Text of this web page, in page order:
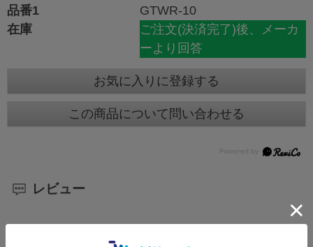
品番1
GTWR-10
在庫
ご注文(決済完了)後、メーカ
ーより回答
お気に入りに登録する
この商品について問い合わせる
レビュー